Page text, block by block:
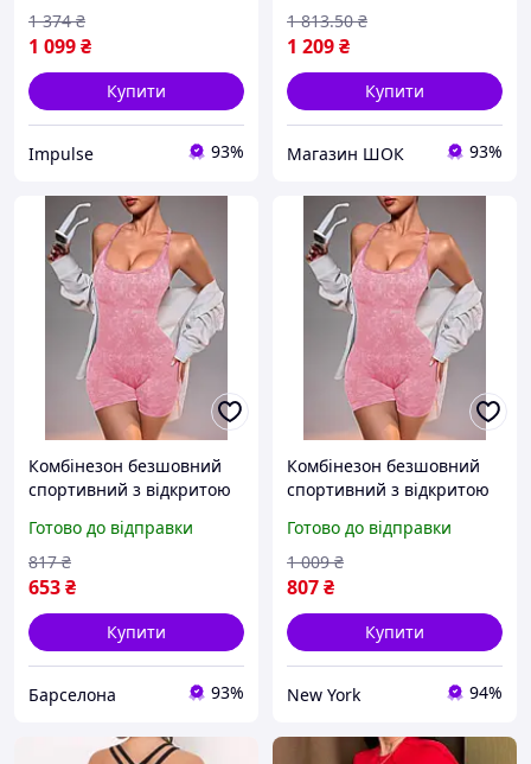
1 099₴
1 374 ₴
Купити
Impulse 93%
1 209₴
1 813.50 ₴
Купити
Магазин ШОК 93%
Комбінезон безшовний
спортивний з відкритою
barca
Готово до відправки
653₴
817 ₴
Купити
Барселона 93%
Комбінезон безшовний
спортивний з відкритою
newyork
Готово до відправки
807₴
1 009 ₴
Купити
New York 94%